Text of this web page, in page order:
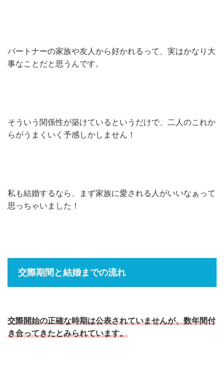
パートナーの家族や友人から好かれるって、実はかなり大
事なことだと思うんです。
そういう関係性が築けているというだけで、二人のこれか
らがうまくいく予感しかしません！
私も結婚するなら、まず家族に愛される人がいいなぁって
思っちゃいました！
交際期間と結婚までの流れ
交際開始の正確な時期は公表されていませんが、数年間付
き合ってきたとみられています。